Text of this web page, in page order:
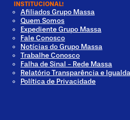
INSTITUCIONAL!
Afiliados Grupo Massa
Quem Somos
Expediente Grupo Massa
Fale Conosco
Notícias do Grupo Massa
Trabalhe Conosco
Falha de Sinal - Rede Massa
Relatório Transparência e
Política de Privacidade